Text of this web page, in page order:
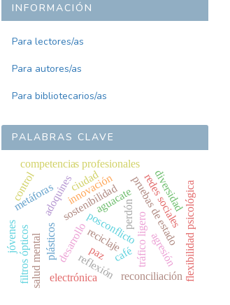
INFORMACIÓN
Para lectores/as
Para autores/as
Para bibliotecarios/as
PALABRAS CLAVE
adoquines
reciclaje
plásticos tráfico ligero
paz
posconflicto
café
sostenibilidad
desarrollo
perdón
reconciliación
reflexión
competencias profesionales
pruebas de estado
metáforas flexibilidad psicológica
salud mental
filtros ópticos
innovaciónaguacate redes sociales
diversidad
ciudad
agresión
jóvenes
electrónica
control